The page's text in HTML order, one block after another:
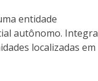
entidade
autônomo. Integra
localizadas em